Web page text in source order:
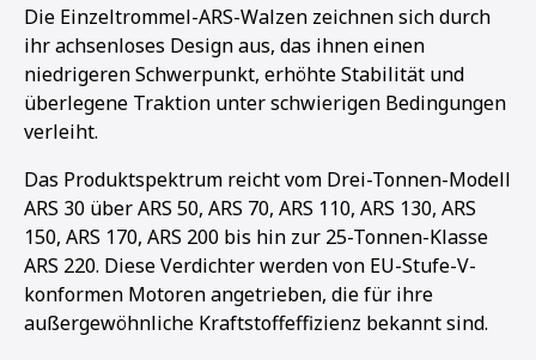
Die Einzeltrommel-ARS-Walzen zeichnen sich durch
ihr achsenloses Design aus, das ihnen einen
niedrigeren Schwerpunkt, erhöhte Stabilität und
überlegene Traktion unter schwierigen Bedingungen
verleiht.
Das Produktspektrum reicht vom Drei-Tonnen-Modell
ARS 30 über ARS 50, ARS 70, ARS 110, ARS 130, ARS
150, ARS 170, ARS 200 bis hin zur 25-Tonnen-Klasse
ARS 220. Diese Verdichter werden von EU-Stufe-V-
konformen Motoren angetrieben, die für ihre
außergewöhnliche Kraftstoffeffizienz bekannt sind.